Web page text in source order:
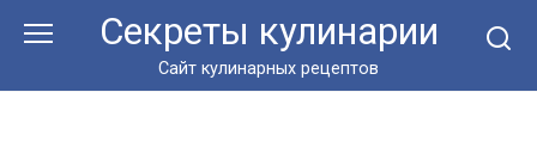
Секреты кулинарии
Сайт кулинарных рецептов